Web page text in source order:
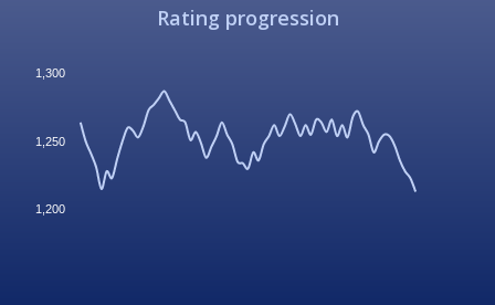
Rating progression
1,200
1,250
1,300